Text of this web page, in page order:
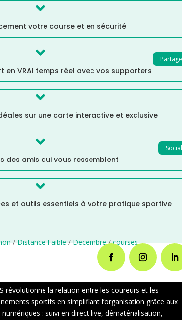

votre course et en sécurité
Partage

en VRAI temps réel avec vos supporters

sur une carte interactive et exclusive
Social

des amis qui vous ressemblent

et outils essentiels à votre pratique sportive
/Distance Faible/Décembre/courses
révolutionne la relation entre les coureurs et les
sportifs en simplifiant l’organisation grâce aux
: suivi en direct live, dématérialisation,